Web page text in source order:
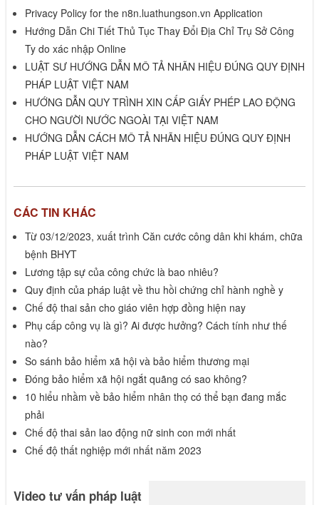
Privacy Policy for the n8n.luathungson.vn Application
Hướng Dẫn Chi Tiết Thủ Tục Thay Đổi Địa Chỉ Trụ Sở Công
Ty do xác nhập Online
LUẬT SƯ HƯỚNG DẪN MÔ TẢ NHÃN HIỆU ĐÚNG QUY ĐỊNH
PHÁP LUẬT VIỆT NAM
HƯỚNG DẪN QUY TRÌNH XIN CẤP GIẤY PHÉP LAO ĐỘNG
CHO NGƯỜI NƯỚC NGOÀI TẠI VIỆT NAM
HƯỚNG DẪN CÁCH MÔ TẢ NHÃN HIỆU ĐÚNG QUY ĐỊNH
PHÁP LUẬT VIỆT NAM
CÁC TIN KHÁC
Từ 03/12/2023, xuất trình Căn cước công dân khi khám, chữa
bệnh BHYT
Lương tập sự của công chức là bao nhiêu?
Quy định của pháp luật về thu hồi chứng chỉ hành nghề y
Chế độ thai sản cho giáo viên hợp đồng hiện nay
Phụ cấp công vụ là gì? Ai được hưởng? Cách tính như thế
nào?
So sánh bảo hiểm xã hội và bảo hiểm thương mại
Đóng bảo hiểm xã hội ngắt quãng có sao không?
10 hiểu nhầm về bảo hiểm nhân thọ có thể bạn đang mắc
phải
Chế độ thai sản lao động nữ sinh con mới nhất
Chế độ thất nghiệp mới nhất năm 2023
Video tư vấn pháp luật